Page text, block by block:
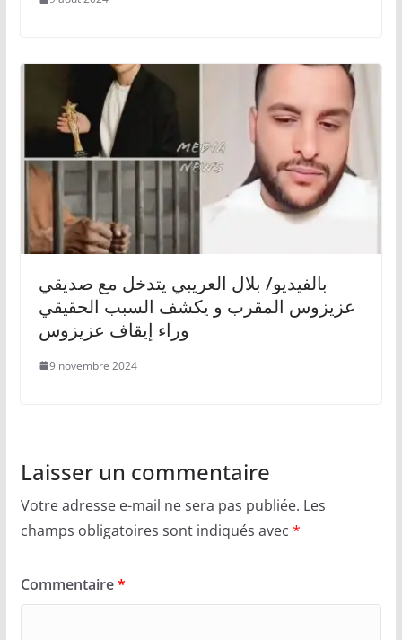
بالفيديو/ بلال العريبي يتدخل مع صديقي
عزيزوس المقرب و يكشف السبب الحقيقي
وراء إيقاف عزيزوس
9 novembre 2024
Laisser un commentaire
Votre adresse e-mail ne sera pas publiée. Les
champs obligatoires sont indiqués avec *
Commentaire*